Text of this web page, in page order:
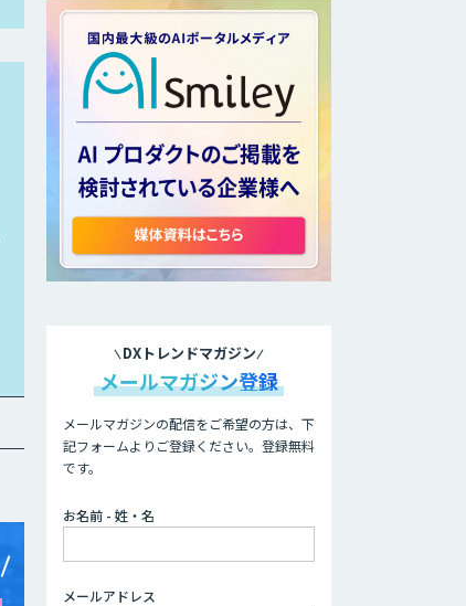
DXトレンドマガジン
メールマガジン登録
メールマガジンの配信をご希望の方は、下
記フォームよりご登録ください。登録無料
です。
お名前 - 姓・名
メールアドレス